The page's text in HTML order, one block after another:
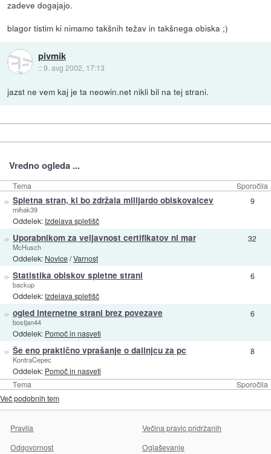
zadeve dogajajo.
blagor tistim ki nimamo takšnih težav in takšnega obiska ;)
pivmik
::9. avg 2002, 17:13
jazst ne vem kaj je ta neowin.net nikli bil na tej strani.
Vredno ogleda ...
Tema Sporočila
Tema Sporočila
» Spletna stran, ki bo zdržala milijardo obiskovalcev
mihak39
Oddelek: Izdelava spletišč
9
» Uporabnikom za veljavnost certifikatov ni mar
McHusch
Oddelek: Novice/Varnost
32
» Statistika obiskov spletne strani
backup
Oddelek: Izdelava spletišč
6
» ogled internetne strani brez povezave
bostjan44
Oddelek: Pomoč in nasveti
6
» Še eno praktično vprašanje o dalinjcu za pc
KontraCepec
Oddelek: Pomoč in nasveti
8
Več podobnih tem
Pravila
Večina pravic pridržanih
Odgovornost
Oglaševanje